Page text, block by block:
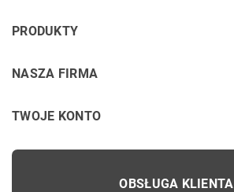
PRODUKTY
NASZA FIRMA
TWOJE KONTO
OBSŁUGA KLIENTA